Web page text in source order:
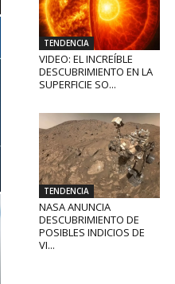
TENDENCIA
VIDEO: EL INCREÍBLE
DESCUBRIMIENTO EN LA
SUPERFICIE SO...
TENDENCIA
NASA ANUNCIA
DESCUBRIMIENTO DE
POSIBLES INDICIOS DE
VI...